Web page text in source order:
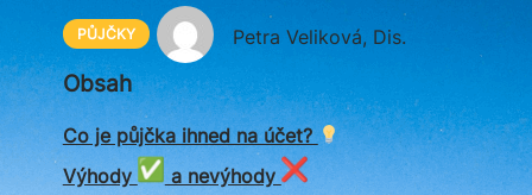
PŮJČKY Petra Veliková, Dis.
Obsah
Co je půjčka ihned na účet?
Výhody
a nevýhody